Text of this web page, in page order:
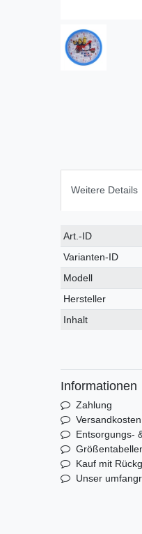
Weitere Details
Technisches
Merkmal
Wert
Art.-ID
Varianten-ID
Modell
Hersteller
Inhalt
Informationen
Zahlung
Versandkosten
Entsorgungs-
Kauf mit
Unser